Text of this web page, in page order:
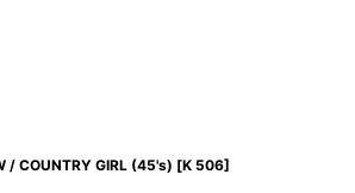
/ COUNTRY GIRL (45's) [K 506]